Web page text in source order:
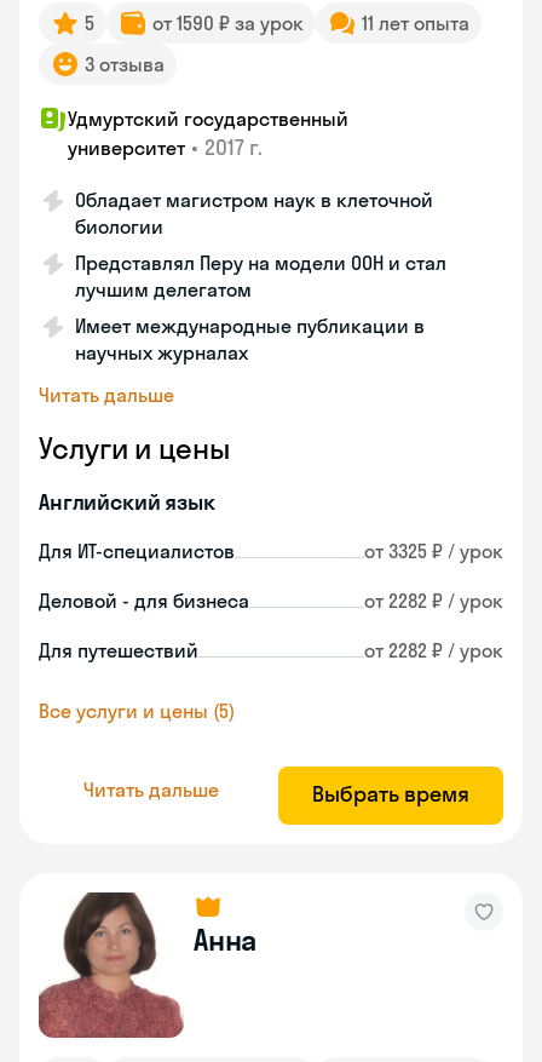
5 от 1590 ₽ за урок
11 лет опыта
3 отзыва
Удмуртский государственный
университет • 2017 г.
Обладает магистром наук в клеточной
биологии
Представлял Перу на модели ООН и стал
лучшим делегатом
Имеет международные публикации в
научных журналах
Читать дальше
Услуги и цены
Английский язык
Для ИТ-специалистов от 3325 ₽ / урок
Деловой - для бизнеса от 2282 ₽ / урок
Для путешествий от 2282 ₽ / урок
Все услуги и цены (5)
Читать дальше Выбрать время
Анна